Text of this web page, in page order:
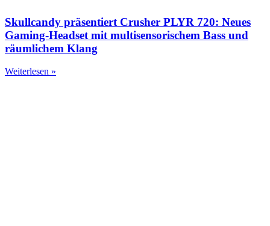
Skullcandy präsentiert Crusher PLYR 720: Neues
Gaming-Headset mit multisensorischem Bass und
räumlichem Klang
Weiterlesen »